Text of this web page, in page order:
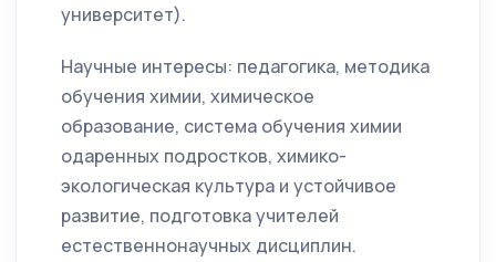
университет).
Научные интересы: педагогика, методика
обучения химии, химическое
образование, система обучения химии
одаренных подростков, химико-
экологическая культура и устойчивое
развитие, подготовка учителей
естественнонаучных дисциплин.